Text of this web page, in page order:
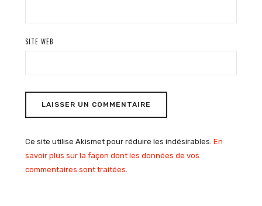
SITE WEB
Ce site utilise Akismet pour réduire les indésirables. En
savoir plus sur la façon dont les données de vos
commentaires sont traitées